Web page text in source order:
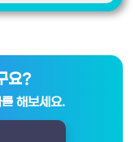
요?
해보세요.